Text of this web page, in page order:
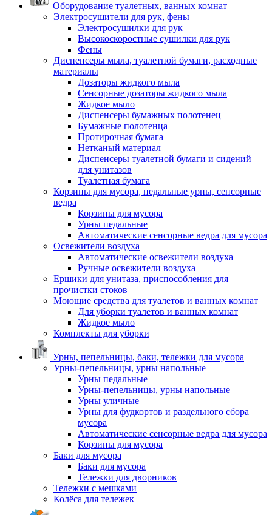
Оборудование туалетных, ванных комнат
Электросушители для рук, фены
Электросушилки для рук
Высокоскоростные сушилки для рук
Фены
Диспенсеры мыла, туалетной бумаги, расходные
материалы
Дозаторы жидкого мыла
Сенсорные дозаторы жидкого мыла
Жидкое мыло
Диспенсеры бумажных полотенец
Бумажные полотенца
Протирочная бумага
Нетканый материал
Диспенсеры туалетной бумаги и сидений
для унитазов
Туалетная бумага
Корзины для мусора, педальные урны, сенсорные
ведра
Корзины для мусора
Урны педальные
Автоматические сенсорные ведра для мусора
Освежители воздуха
Автоматические освежители воздуха
Ручные освежители воздуха
Ершики для унитаза, приспособления для
прочистки стоков
Моющие средства для туалетов и ванных комнат
Для уборки туалетов и ванных комнат
Жидкое мыло
Комплекты для уборки
Урны, пепельницы, баки, тележки для мусора
Урны-пепельницы, урны напольные
Урны педальные
Урны-пепельницы, урны напольные
Урны уличные
Урны для фудкортов и раздельного сбора
мусора
Автоматические сенсорные ведра для мусора
Корзины для мусора
Баки для мусора
Баки для мусора
Тележки для дворников
Тележки с мешками
Колёса для тележек